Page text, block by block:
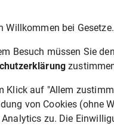
des in dem
Schuldners und
öffentliche oder
Gericht offenkundig,
Willkommen bei
Besuch müssen Sie den
Klick auf "Allem
von Cookies (ohne
Analytics zu. Die